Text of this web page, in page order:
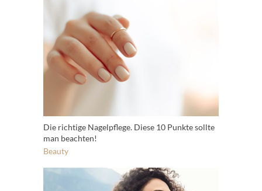
Die richtige Nagelpflege. Diese 10 Punkte sollte
man beachten!
Beauty